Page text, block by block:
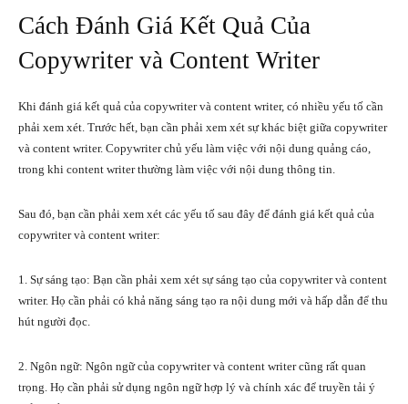
Cách Đánh Giá Kết Quả Của
Copywriter và Content Writer
Khi đánh giá kết quả của copywriter và content writer, có nhiều yếu tố cần
phải xem xét. Trước hết, bạn cần phải xem xét sự khác biệt giữa copywriter
và content writer. Copywriter chủ yếu làm việc với nội dung quảng cáo,
trong khi content writer thường làm việc với nội dung thông tin.
Sau đó, bạn cần phải xem xét các yếu tố sau đây để đánh giá kết quả của
copywriter và content writer:
1. Sự sáng tạo: Bạn cần phải xem xét sự sáng tạo của copywriter và content
writer. Họ cần phải có khả năng sáng tạo ra nội dung mới và hấp dẫn để thu
hút người đọc.
2. Ngôn ngữ: Ngôn ngữ của copywriter và content writer cũng rất quan
trọng. Họ cần phải sử dụng ngôn ngữ hợp lý và chính xác để truyền tải ý